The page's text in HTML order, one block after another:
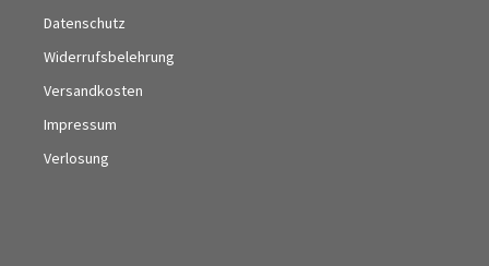
Datenschutz
Widerrufsbelehrung
Versandkosten
Impressum
Verlosung